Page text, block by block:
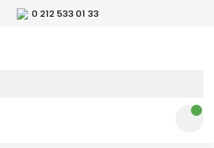
0 212 533 01 33